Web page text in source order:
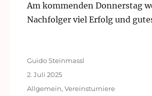
Am kommenden Donnerstag
Nachfolger viel Erfolg und
Autor
Guido Steinmassl
Veröffentlicht
am
2. Juli 2025
Kategorien
Allgemein, Vereinsturniere